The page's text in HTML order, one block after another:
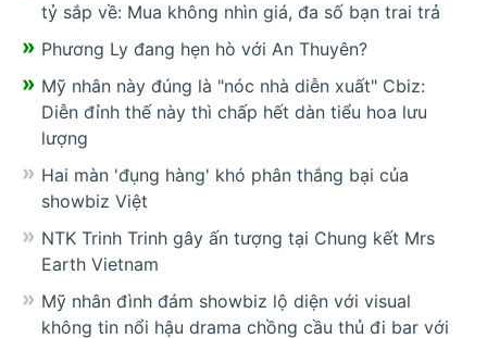
tỷ sắp về: Mua không nhìn giá, đa số bạn trai trả
Phương Ly đang hẹn hò với An Thuyên?
Mỹ nhân này đúng là "nóc nhà diễn xuất" Cbiz:
Diễn đỉnh thế này thì chấp hết dàn tiểu hoa lưu
lượng
Hai màn 'đụng hàng' khó phân thắng bại của
showbiz Việt
NTK Trinh Trinh gây ấn tượng tại Chung kết Mrs
Earth Vietnam
Mỹ nhân đình đám showbiz lộ diện với visual
không tin nổi hậu drama chồng cầu thủ đi bar với